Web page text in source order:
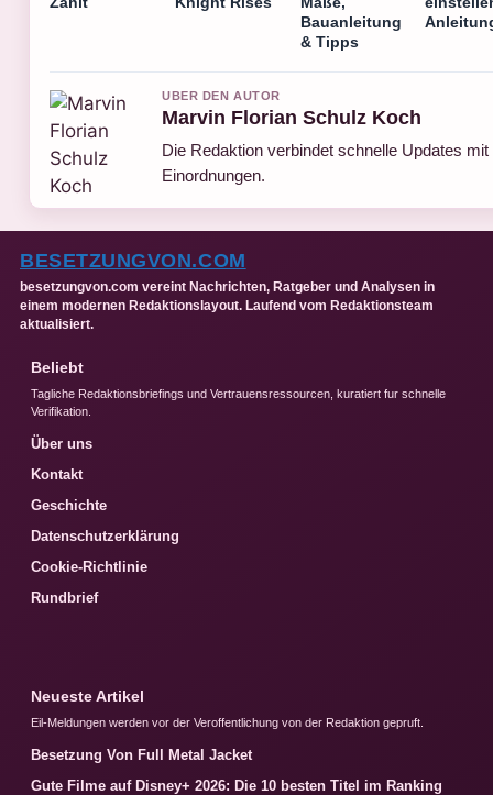
Bauanleitung
& Tipps
UBER DEN AUTOR
Marvin Florian Schulz Koch
Die Redaktion verbindet schnelle Updates mit
Einordnungen.
BESETZUNGVON.COM
besetzungvon.com vereint Nachrichten, Ratgeber und Analysen in
einem modernen Redaktionslayout. Laufend vom Redaktionsteam
aktualisiert.
Beliebt
Tagliche Redaktionsbriefings und Vertrauensressourcen, kuratiert fur schnelle
Verifikation.
Über uns
Kontakt
Geschichte
Datenschutzerklärung
Cookie-Richtlinie
Rundbrief
Neueste Artikel
Eil-Meldungen werden vor der Veroffentlichung von der Redaktion gepruft.
Besetzung Von Full Metal Jacket
Gute Filme auf Disney+ 2026: Die 10 besten Titel im Ranking